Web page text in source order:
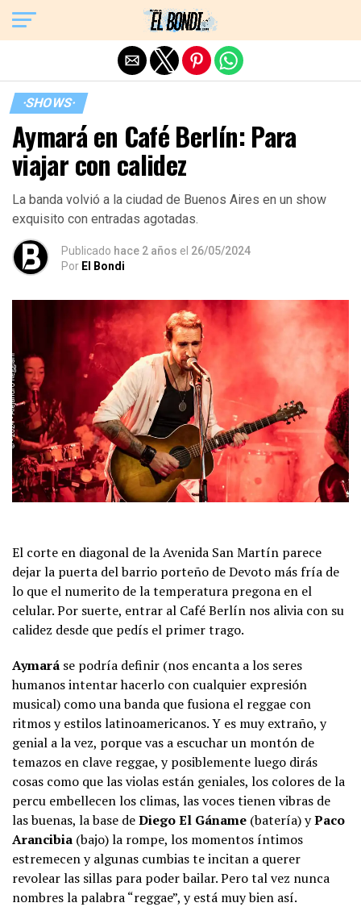
·SHOWS·
Aymará en Café Berlín: Para
viajar con calidez
La banda volvió a la ciudad de Buenos Aires en un show
exquisito con entradas agotadas.
Publicado hace 2 años el 26/05/2024
Por El Bondi
El corte en diagonal de la Avenida San Martín parece
dejar la puerta del barrio porteño de Devoto más fría de
lo que el numerito de la temperatura pregona en el
celular. Por suerte, entrar al Café Berlín nos alivia con su
calidez desde que pedís el primer trago.
Aymará se podría definir (nos encanta a los seres
humanos intentar hacerlo con cualquier expresión
musical) como una banda que fusiona el reggae con
ritmos y estilos latinoamericanos. Y es muy extraño, y
genial a la vez, porque vas a escuchar un montón de
temazos en clave reggae, y posiblemente luego dirás
cosas como que las violas están geniales, los colores de la
percu embellecen los climas, las voces tienen vibras de
las buenas, la base deDiego El Gáname (batería) yPaco
Arancibia (bajo) la rompe, los momentos íntimos
estremecen y algunas cumbias te incitan a querer
revolear las sillas para poder bailar. Pero tal vez nunca
nombres la palabra “reggae”, y está muy bien así.
Exit mobile version